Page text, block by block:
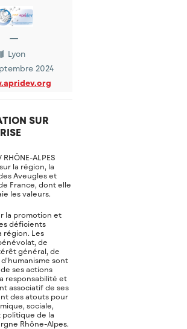
—
Lyon
2024
SUR
RHÔNE-ALPES
la région, la
Aveugles et
France, dont elle
les valeurs.
la promotion et
déficients
région. Les
de
général, de
sont
ses actions
responsabilité et
associatif de ses
des atouts pour
sociale,
de la
Rhône-Alpes.